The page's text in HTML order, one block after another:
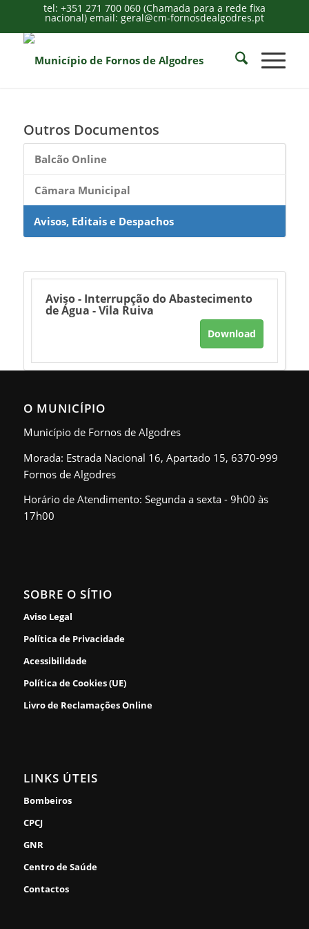
tel: +351 271 700 060 (Chamada para a rede fixa
nacional) email: geral@cm-fornosdealgodres.pt
Outros Documentos
Balcão Online
Câmara Municipal
Avisos, Editais e Despachos
Aviso - Interrupção do Abastecimento
de Água - Vila Ruiva
Download
O MUNICÍPIO
Município de Fornos de Algodres
Morada: Estrada Nacional 16, Apartado 15, 6370-999
Fornos de Algodres
Horário de Atendimento: Segunda a sexta - 9h00 às
17h00
SOBRE O SÍTIO
Aviso Legal
Política de Privacidade
Acessibilidade
Política de Cookies (UE)
Livro de Reclamações Online
LINKS ÚTEIS
Bombeiros
CPCJ
GNR
Centro de Saúde
Contactos